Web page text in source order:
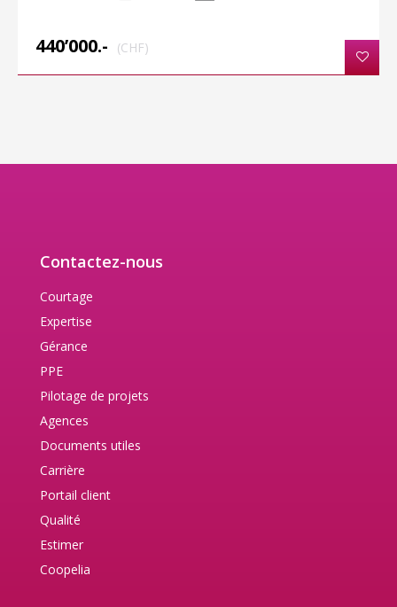
440’000.- (CHF)
Contactez-nous
Courtage
Expertise
Gérance
PPE
Pilotage de projets
Agences
Documents utiles
Carrière
Portail client
Qualité
Estimer
Coopelia